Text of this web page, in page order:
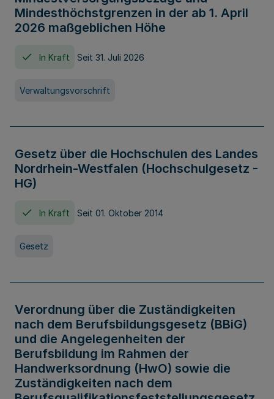
Mindesthöchstgrenzen in der ab 1. April
2026 maßgeblichen Höhe
In Kraft Seit 31. Juli 2026
Verwaltungsvorschrift
Gesetz über die Hochschulen des Landes
Nordrhein-Westfalen (Hochschulgesetz -
HG)
In Kraft Seit 01. Oktober 2014
Gesetz
Verordnung über die Zuständigkeiten
nach dem Berufsbildungsgesetz (BBiG)
und die Angelegenheiten der
Berufsbildung im Rahmen der
Handwerksordnung (HwO) sowie die
Zuständigkeiten nach dem